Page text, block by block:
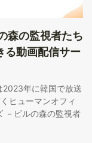
森の監視者たち
る動画配信サー
2023年に韓国で放送
ヒューマンオフィ
－ビルの森の監視者